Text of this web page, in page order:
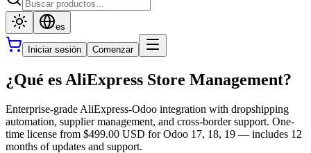
es
Iniciar sesión Comenzar
¿Qué es AliExpress Store Management?
Enterprise-grade AliExpress-Odoo integration with dropshipping
automation, supplier management, and cross-border support. One-
time license from $499.00 USD for Odoo 17, 18, 19 — includes 12
months of updates and support.